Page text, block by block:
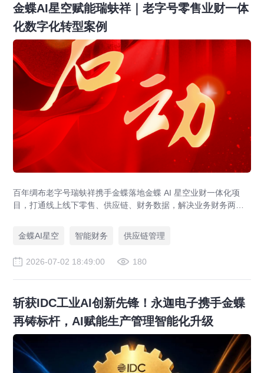
金蝶AI星空赋能瑞蚨祥｜老字号零售业财一体
化数字化转型案例
百年绸布老字号瑞蚨祥携手金蝶落地金蝶 AI 星空业财一体化项
目，打通线上线下零售、供应链、财务数据，解决业务财务两张
金蝶AI星空
智能财务 供应链管理
2026-07-02 18:49:00 180
斩获IDC工业AI创新先锋！永迦电子携手金蝶
再铸标杆，AI赋能生产管理智能化升级